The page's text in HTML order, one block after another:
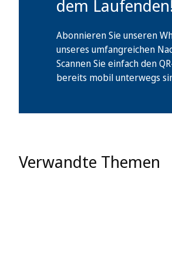
dem Laufenden!
Abonnieren Sie unseren
unseres umfangreichen
Scannen Sie einfach den
bereits mobil unterwegs
Verwandte Themen